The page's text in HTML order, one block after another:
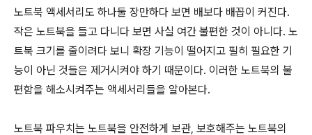
노트북 액세서리도 하나둘 장만하다 보면 배보다 배꼽이 커진다.
작은 노트북을 들고 다니다 보면 사실 여간 불편한 것이 아니다. 노
트북 크기를 줄이려다 보니 확장 기능이 떨어지고 필히 필요한 기
능이 아닌 것들은 제거시켜야 하기 때문이다. 이러한 노트북의 불
편함을 해소시켜주는 액세서리들을 알아본다.
노트북 파우치는 노트북을 안전하게 보관, 보호해주는 노트북의